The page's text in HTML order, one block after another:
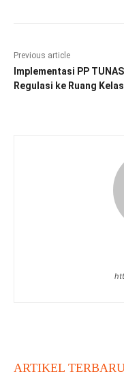
Previous article
Implementasi PP
Regulasi ke Ruang Kelas
ARTIKEL